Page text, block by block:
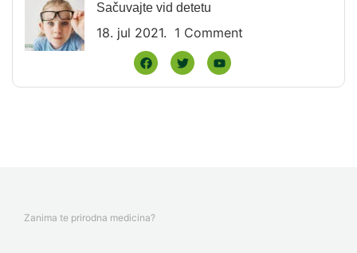
Sačuvajte vid detetu
18. jul 2021. 1 Comment
Zanima te prirodna medicina?